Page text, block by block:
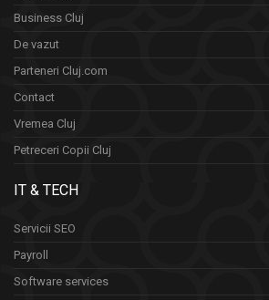
Business Cluj
De vazut
Parteneri Cluj.com
Contact
Vremea Cluj
Petreceri Copii Cluj
IT & TECH
Servicii SEO
Payroll
Software services